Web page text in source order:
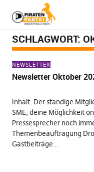
SCHLAGWORT:
NEWSLETTER
Newsletter Oktober
Inhalt: Der ständige
SME, deine Möglichkeit
Pressesprecher noch
Themenbeauftragung
Gastbeiträge…